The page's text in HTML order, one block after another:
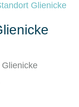
Glienicke